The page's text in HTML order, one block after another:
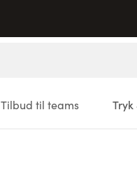
Tilbud til teams Tryk